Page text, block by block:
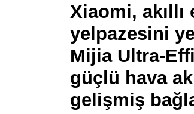
Xiaomi,
yelpazesini
Mijia Ultra-
güçlü hava
gelişmiş